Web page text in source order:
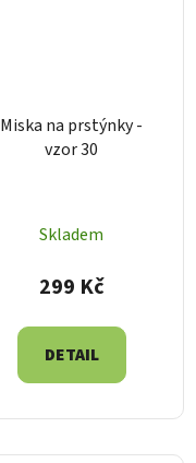
Miska na prstýnky -
vzor 30
Skladem
299 Kč
DETAIL